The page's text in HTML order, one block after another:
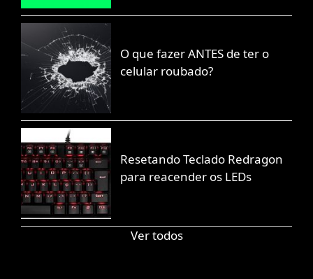
O que fazer ANTES de ter o
celular roubado?
Resetando Teclado Redragon
para reacender os LEDs
Ver todos